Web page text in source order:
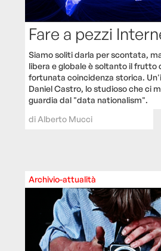
Fare a pezzi
Siamo soliti darla per scontata,
libera e globale è soltanto il frutto
fortunata coincidenza storica.
Daniel Castro, lo studioso che ci
guardia dal "data nationalism".
diAlberto Mucci
Archivio-attualità